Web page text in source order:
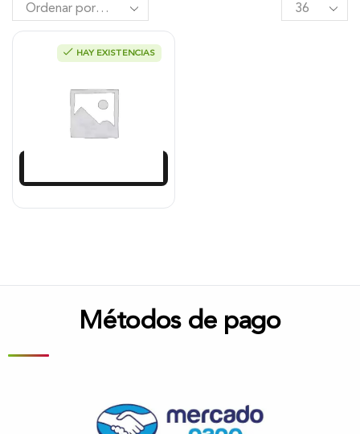
HAY EXISTENCIAS
Motobomba Alterman, Diesel, Alta
3.783.917
Métodos de pago